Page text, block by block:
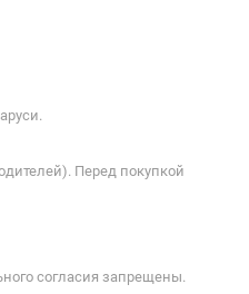
Перед покупкой
согласия запрещены.